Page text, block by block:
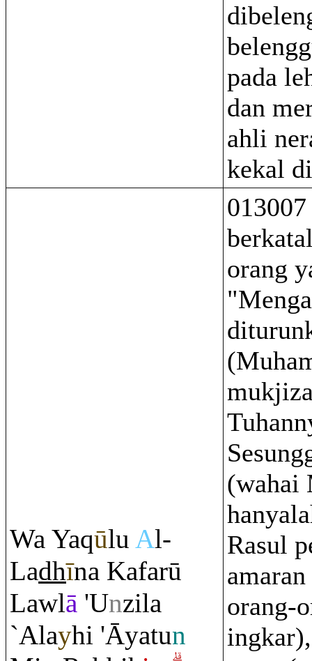
pada
dan
ahli
kekal
Wa Yaqūlu Al-
Ladhīna Kafarū
Lawlā 'Unzila
`Alayhi 'Āyatun
orang
(wahai
Rasul
orang-